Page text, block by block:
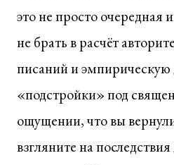
это не просто очередная
не брать в расчёт
писаний и эмпирическую
«подстройки» под
ощущении, что вы
взгляните на